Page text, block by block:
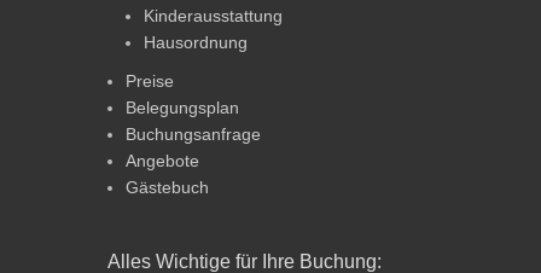
Kinderausstattung
Hausordnung
Preise
Belegungsplan
Buchungsanfrage
Angebote
Gästebuch
Alles Wichtige für Ihre Buchung: